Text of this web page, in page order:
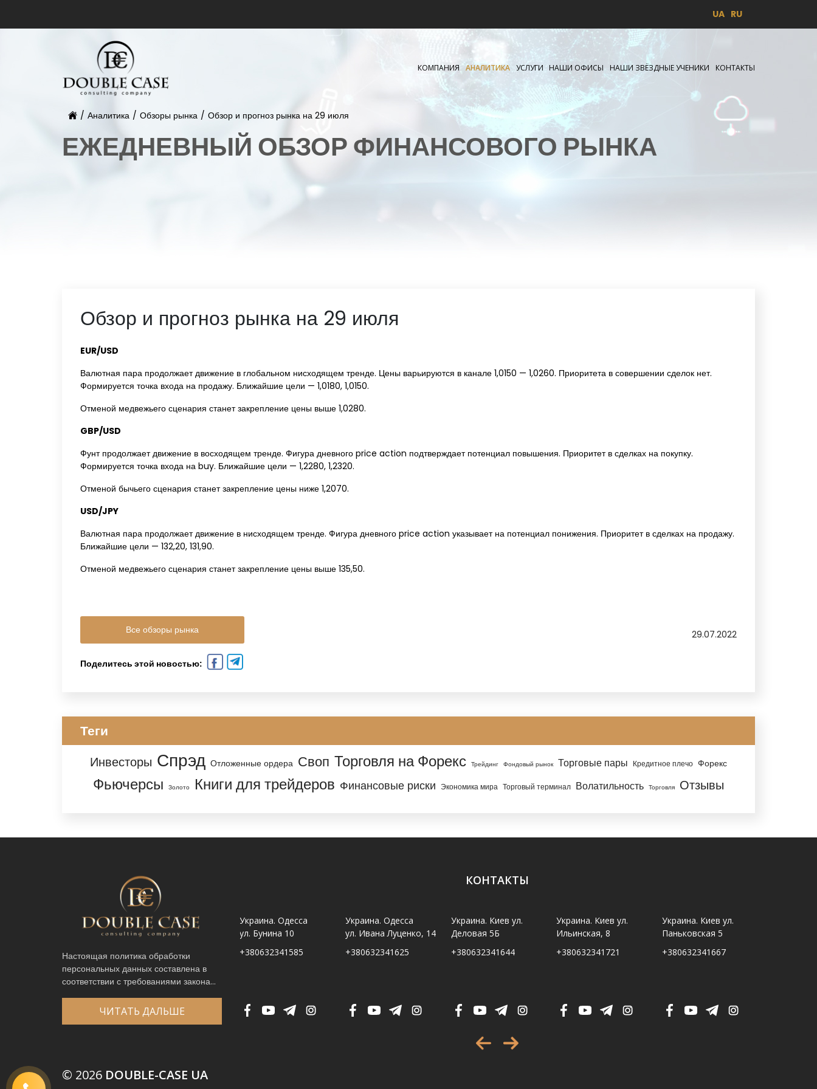
UA RU
КОМПАНИЯ АНАЛИТИКА УСЛУГИ НАШИ ОФИСЫ НАШИ ЗВЁЗДНЫЕ УЧЕНИКИ КОНТАКТЫ
/ Аналитика / Обзоры рынка / Обзор и прогноз рынка на 29 июля
ЕЖЕДНЕВНЫЙ ОБЗОР ФИНАНСОВОГО РЫНКА
Обзор и прогноз рынка на 29 июля
EUR/USD‌
Валютная пара продолжает движение в глобальном нисходящем тренде. Цены варьируются в канале 1,0150 — 1,0260. Приоритета в совершении сделок нет.
Формируется точка входа на продажу. Ближайшие цели — 1,0180, 1,0150.
Отменой медвежьего сценария станет закрепление цены выше 1,0280.
GBP/USD‌
‌Фунт продолжает движение в восходящем тренде. Фигура дневного price action подтверждает потенциал повышения. Приоритет в сделках на покупку.
Формируется точка входа на buy. Ближайшие цели — 1,2280, 1,2320.
Отменой бычьего сценария станет закрепление цены ниже 1,2070.
USD/JPY‌ ‌
Валютная пара продолжает движение в нисходящем тренде. Фигура дневного price action указывает на потенциал понижения. Приоритет в сделках на продажу.
Ближайшие цели — 132,20, 131,90.
Отменой медвежьего сценария станет закрепление цены выше 135,50.
Все обзоры рынка 29.07.2022
Поделитесь этой новостью:
Теги
Инвесторы Спрэд Отложенные ордера Своп Торговля на Форекс Трейдинг Фондовый рынок Торговые пары Кредитное плечо Форекс
Фьючерсы Золото Книги для трейдеров Финансовые риски Экономика мира Торговый терминал Волатильность Торговля Отзывы
Настоящая политика обработки
персональных данных составлена в
соответствии с требованиями закона...
ЧИТАТЬ ДАЛЬШЕ
КОНТАКТЫ
Украина. Львов ул.
+380632341740
Украина. Львов,
просп. Чорновола 67Г
+380632341780
Украина. Одесса
ул. Бунина 10
+380632341585
Украина. Одесса
ул. Ивана Луценко, 14
+380632341625
Украина. Киев ул.
Деловая 5Б
+380632341644
Украина. Киев ул.
Ильинская, 8
+380632341721
Украина. Киев ул.
Паньковская 5
+380632341667
© 2026 DOUBLE-CASE UA
Телефон*
Выберите город*